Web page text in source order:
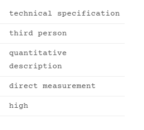
technical specification
third person
quantitative
description
direct measurement
high